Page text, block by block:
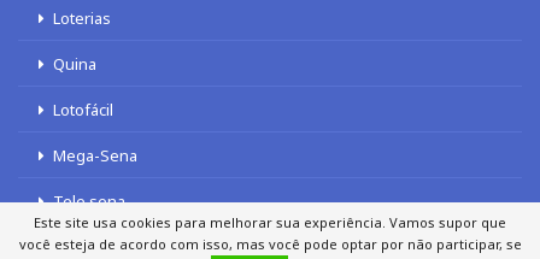
Loterias
Quina
Lotofácil
Mega-Sena
Tele sena
Este site usa cookies para melhorar sua experiência. Vamos supor que
você esteja de acordo com isso, mas você pode optar por não participar, se